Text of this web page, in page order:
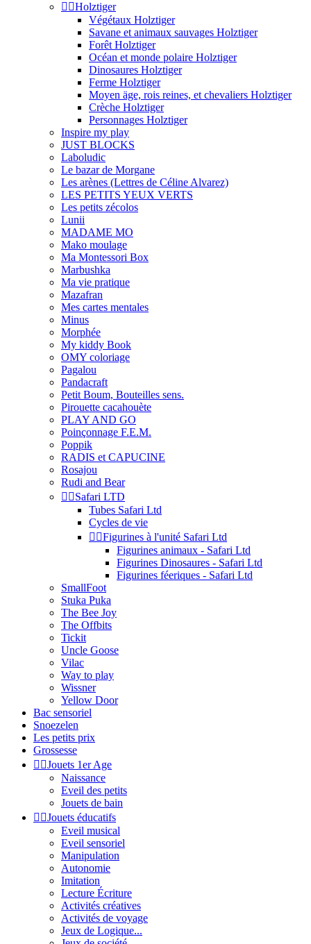
 Holztiger
Végétaux Holztiger
Savane et animaux sauvages Holztiger
Forêt Holztiger
Océan et monde polaire Holztiger
Dinosaures Holztiger
Ferme Holztiger
Moyen äge, rois reines, et chevaliers Holztiger
Crèche Holztiger
Personnages Holztiger
Inspire my play
JUST BLOCKS
Laboludic
Le bazar de Morgane
Les arènes (Lettres de Céline Alvarez)
LES PETITS YEUX VERTS
Les petits zécolos
Lunii
MADAME MO
Mako moulage
Ma Montessori Box
Marbushka
Ma vie pratique
Mazafran
Mes cartes mentales
Minus
Morphée
My kiddy Book
OMY coloriage
Pagalou
Pandacraft
Petit Boum, Bouteilles sens.
Pirouette cacahouète
PLAY AND GO
Poinçonnage F.E.M.
Poppik
RADIS et CAPUCINE
Rosajou
Rudi and Bear
 Safari LTD
Tubes Safari Ltd
Cycles de vie
 Figurines à l'unité Safari Ltd
Figurines animaux - Safari Ltd
Figurines Dinosaures - Safari Ltd
Figurines féeriques - Safari Ltd
SmallFoot
Stuka Puka
The Bee Joy
The Offbits
Tickit
Uncle Goose
Vilac
Way to play
Wissner
Yellow Door
Bac sensoriel
Snoezelen
Les petits prix
Grossesse
 Jouets 1er Age
Naissance
Eveil des petits
Jouets de bain
 Jouets éducatifs
Eveil musical
Eveil sensoriel
Manipulation
Autonomie
Imitation
Lecture Écriture
Activités créatives
Activités de voyage
Jeux de Logique...